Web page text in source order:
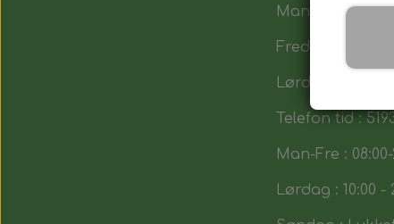
Man-Tors : 12:00
Fredag : 14:00 -
Lørdag : 10:00-
Telefon tid :
Man-Fre : 08:00-
Lørdag : 10:00 -